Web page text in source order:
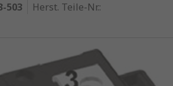
503 Herst. Teile-Nr.: